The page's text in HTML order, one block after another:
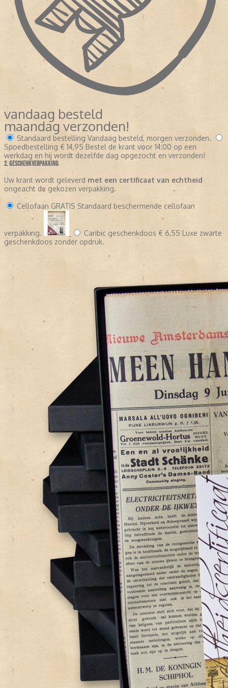
vandaag besteld
maandag verzonden!
Standaard bestelling Vandaag besteld, morgen verzonden.
Spoedbestelling € 14,95 Bestel de krant voor 14:00 op een
werkdag en hij wordt dezelfde dag opgezocht en verzonden!
2. GESCHENKVERPAKKING
Uw krant wordt geleverd met een certificaat van echtheid
ongeacht de gekozen verpakking.
Cellofaan GRATIS Standaard beschermende cellofaan
verpakking. Caribic geschenkdoos € 6,55 Luxe zwarte
geschenkdoos zonder opdruk.